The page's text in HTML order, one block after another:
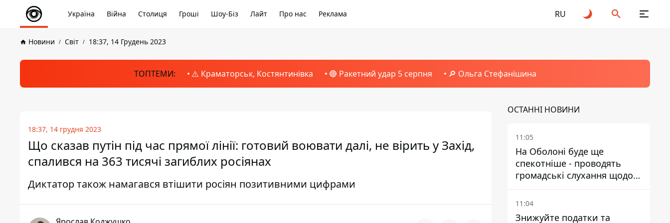
Україна Війна Столиця Гроші Шоу-Біз Лайт Про нас Реклама RU
Новини Світ 18:37, 14 Грудень 2023
ТОПТЕМИ: ⚠️ Краматорськ, Костянтинівка 🔴 Ракетний удар 5 серпня 🔎 Ольга Стефанішина
18:37, 14 грудня 2023
Що сказав путін під час прямої лінії: готовий воювати далі, не вірить у Захід,
спалився на 363 тисячі загиблих росіянах
Диктатор також намагався втішити росіян позитивними цифрами
ОСТАННІ НОВИНИ
11:05
На Оболоні буде ще
спекотніше - проводять
громадські слухання щодо
храму УГКЦ на Північній
11:04
Знижуйте податки та